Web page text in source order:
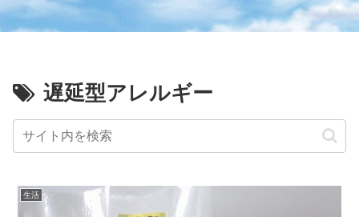
遅延型アレルギー
生活